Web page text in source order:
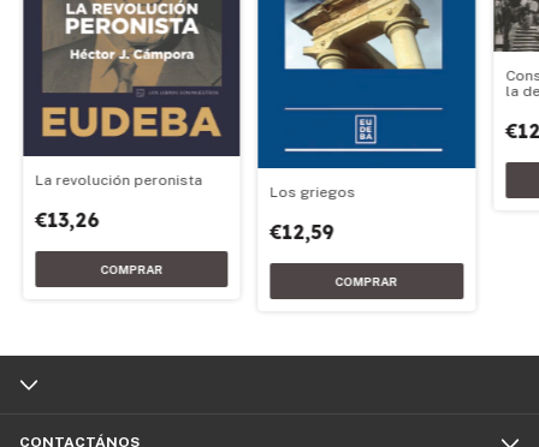
La revolución peronista
€13,26
Los griegos
€12,59
la
CONTACTÁNOS